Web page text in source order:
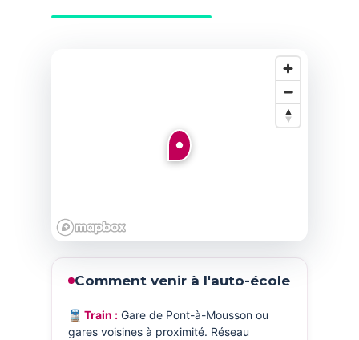
Comment venir à l'auto-école
🚆 Train :Gare de Pont-à-Mousson ou
gares voisines à proximité. Réseau